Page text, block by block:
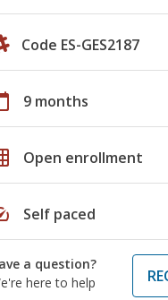
Code ES-GES2187
9 months
Open enrollment
Self paced
a question?
here to help